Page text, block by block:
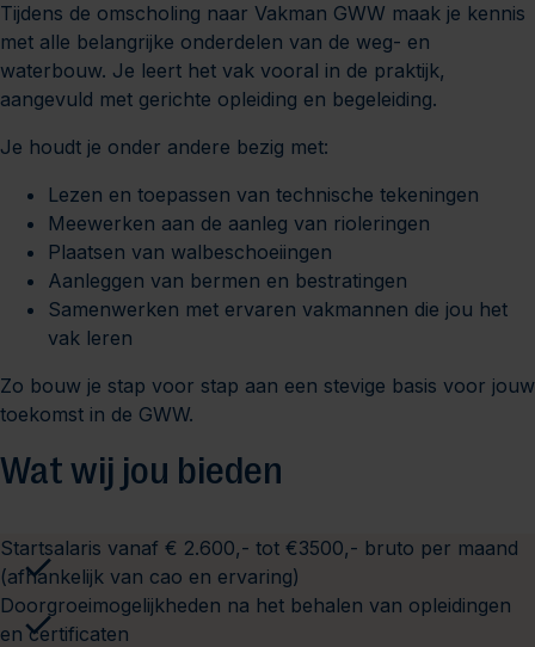
Tijdens de omscholing naar Vakman GWW maak je kennis
met alle belangrijke onderdelen van de weg- en
waterbouw. Je leert het vak vooral in de praktijk,
aangevuld met gerichte opleiding en begeleiding.
Je houdt je onder andere bezig met:
Lezen en toepassen van technische tekeningen
Meewerken aan de aanleg van rioleringen
Plaatsen van walbeschoeiingen
Aanleggen van bermen en bestratingen
Samenwerken met ervaren vakmannen die jou het
vak leren
Zo bouw je stap voor stap aan een stevige basis voor jouw
toekomst in de GWW.
Wat wij jou bieden
Startsalaris vanaf € 2.600,- tot €3500,- bruto per maand
(afhankelijk van cao en ervaring)
Doorgroeimogelijkheden na het behalen van opleidingen
en certificaten